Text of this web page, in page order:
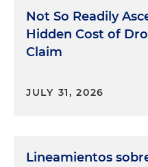
Not So Readily
Hidden Cost of
Claim
JULY 31, 2026
Lineamientos